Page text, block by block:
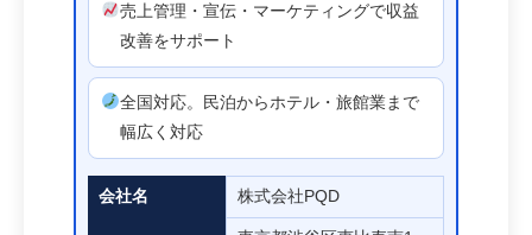
売上管理・宣伝・マーケティングで収益
改善をサポート
全国対応。民泊からホテル・旅館業まで
幅広く対応
会社名 株式会社PQD